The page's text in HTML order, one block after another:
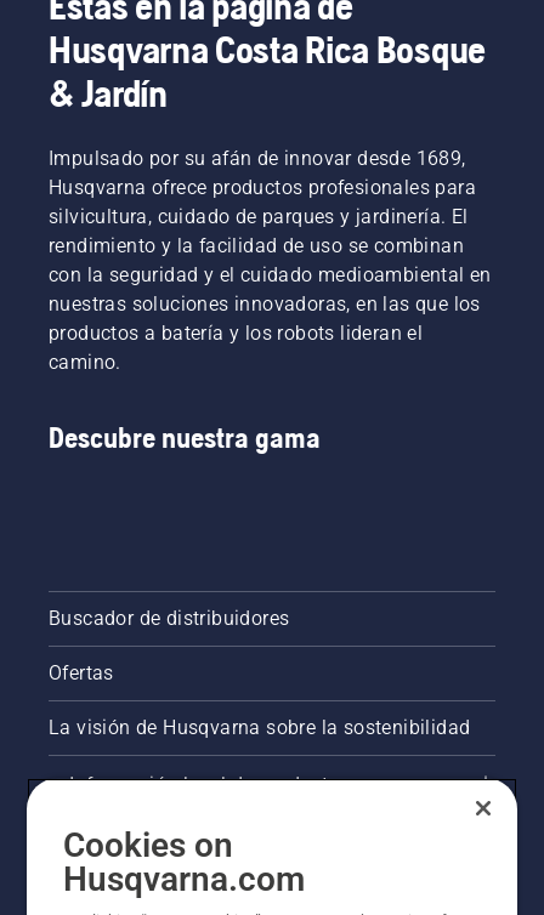
Husqvarna Costa Rica Bosque
& Jardín
Impulsado por su afán de innovar desde 1689,
Husqvarna ofrece productos profesionales para
silvicultura, cuidado de parques y jardinería. El
rendimiento y la facilidad de uso se combinan
con la seguridad y el cuidado medioambiental en
nuestras soluciones innovadoras, en las que los
productos a batería y los robots lideran el
camino.
Descubre nuestra gama
Buscador de distribuidores
Ofertas
La visión de Husqvarna sobre la sostenibilidad
Información legal de productos
Otros sitios de Husqvarna
AlertLine/Canal de Denúncias
Cookies on
Husqvarna.com